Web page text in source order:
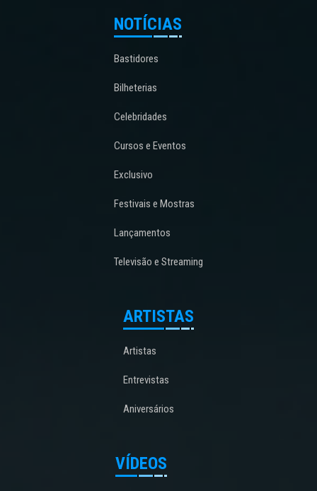
NOTÍCIAS
Bastidores
Bilheterias
Celebridades
Cursos e Eventos
Exclusivo
Festivais e Mostras
Lançamentos
Televisão e Streaming
ARTISTAS
Artistas
Entrevistas
Aniversários
VÍDEOS